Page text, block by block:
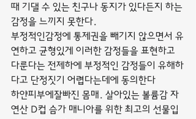
때 기댈 수 있는 친구나 동지가 있다든지 하는
감정을 느끼지 못한다.
부정적인감정에 통제권을 빼기지 않으면서 유
연하고 균형있게 이러한 감정들을 표현하고
다룬다는 전제하에 부정적인 감정들이 유해하
다고 단정짓기 어렵다는데에 동의한다
하얀피부에잘빠진 몸매. 살아있는 볼륨감 자
연산 D컵 슴가 매니아를 위한 최고의 선물입